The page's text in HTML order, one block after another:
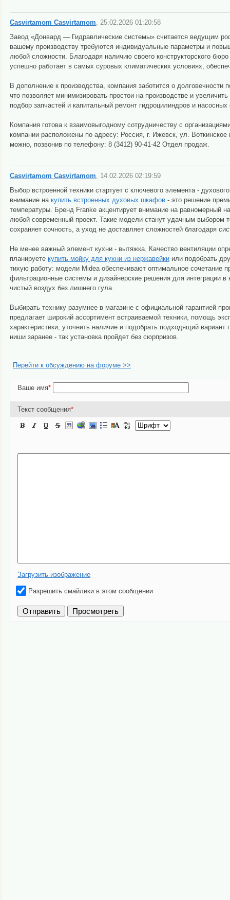
Casvirtamom Casvirtamom, 25.02.2026 01:20:58
Завод «Донвард — Гидравлические системы» считается ведущим
вашему производству требуются индивидуальные параметры и
любой сложности. Благодаря наличию своего конструкторского
успешно работает в самых суровых климатических условиях,
В дополнение к производства, компания заботится о
что позволяет минимизировать простои на производстве и
подбор запчастей и капитальный ремонт гидроцилиндров и
Компания готова к взаимовыгодному сотрудничеству с
компании расположены по адресу: Россия, г. Ижевск, ул.
можно, позвонив по телефону: 8 (3412) 90-41-42 Отдел продаж.
Casvirtamom Casvirtamom, 14.02.2026 02:19:59
Выбор встроенной техники стартует с ключевого элемента -
внимание на купить встроенных духовых шкафов - это решение
температуры. Бренд Franke акцентирует внимание на равномерный
любой современный проект. Такие модели станут удачным выбором
сохраняет сочность, а уход не доставляет сложностей благодаря
Не менее важный элемент кухни - вытяжка. Качество вентиляции
планируете купить мойку для кухни из нержавейки или подобрать
тихую работу: модели Midea обеспечивают оптимальное сочетание
фильтрационные системы и дизайнерские решения для интеграции
чистый воздух без лишнего гула.
Выбирать технику разумнее в магазине с официальной гарантией
предлагает широкий ассортимент встраиваемой техники, помощь
характеристики, уточнить наличие и подобрать подходящий
ниши заранее - так установка пройдет без сюрпризов.
Перейти к обсуждению на форуме >>
Ваше имя*
Текст сообщения*
Загрузить изображение
Разрешить смайлики в этом сообщении